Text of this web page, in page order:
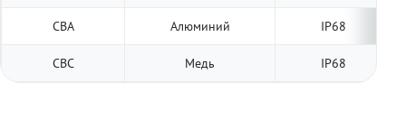
СВА Алюминий IP68
СВС Медь IP68